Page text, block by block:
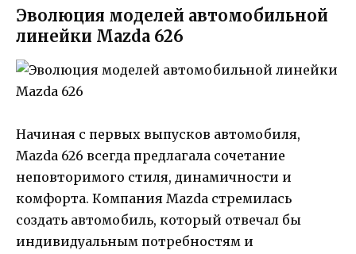
Эволюция моделей автомобильной
линейки Mazda 626
Начиная с первых выпусков автомобиля,
Mazda 626 всегда предлагала сочетание
неповторимого стиля, динамичности и
комфорта. Компания Mazda стремилась
создать автомобиль, который отвечал бы
индивидуальным потребностям и